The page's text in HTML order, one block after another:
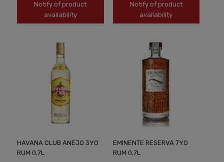
Notify of product
availability
Notify of product
availability
HAVANA CLUB ANEJO 3YO
RUM 0,7L
EMINENTE RESERVA 7YO
RUM 0,7L